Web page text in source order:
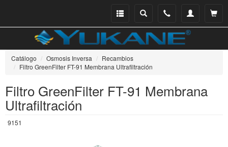
Ver
Mi
Teléfono
Buscar
Menu
Catálogo Osmosis Inversa
Recambios
Filtro GreenFilter FT-91 Membrana Ultrafiltración
Filtro GreenFilter FT-91 Membrana
Ultrafiltración
9151